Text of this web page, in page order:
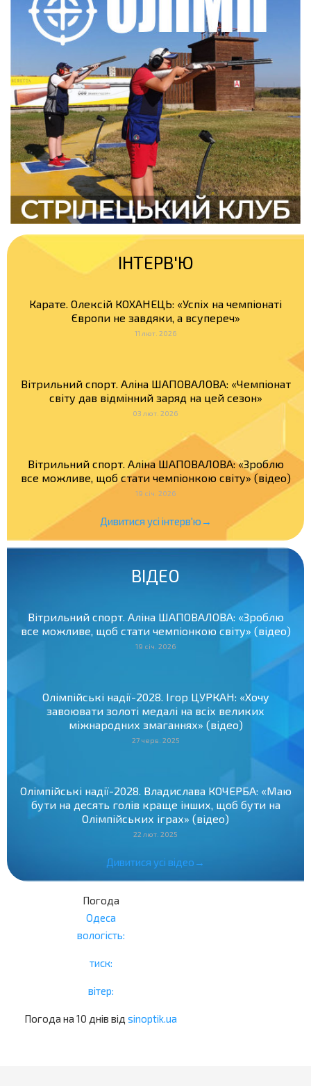
ІНТЕРВ'Ю
Карате. Олексій КОХАНЕЦЬ: «Успіх на чемпіонаті
Європи не завдяки, а всупереч»
11 лют. 2026
Вітрильний спорт. Аліна ШАПОВАЛОВА: «Чемпіонат
світу дав відмінний заряд на цей сезон»
03 лют. 2026
Вітрильний спорт. Аліна ШАПОВАЛОВА: «Зроблю
все можливе, щоб стати чемпіонкою світу» (відео)
19 січ. 2026
Дивитися усі інтерв'ю→
ВІДЕО
Вітрильний спорт. Аліна ШАПОВАЛОВА: «Зроблю
все можливе, щоб стати чемпіонкою світу» (відео)
19 січ. 2026
Олімпійські надії-2028. Ігор ЦУРКАН: «Хочу
завоювати золоті медалі на всіх великих
міжнародних змаганнях» (відео)
27 черв. 2025
Олімпійські надії-2028. Владислава КОЧЕРБА: «Маю
бути на десять голів краще інших, щоб бути на
Олімпійських іграх» (відео)
22 лют. 2025
Дивитися усі відео→
Погода
Одеса
вологість:
тиск:
вітер:
Погода на 10 днів від sinoptik.ua